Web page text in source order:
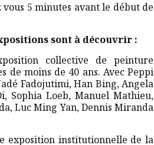
5 minutes avant le début de
sont à découvrir :
collective de peinture
de moins de 40 ans. Avec Peppi
Fadojutimi, Han Bing, Angela
Sophia Loeb, Manuel Mathieu,
Luc Ming Yan, Dennis Miranda
exposition institutionnelle de la